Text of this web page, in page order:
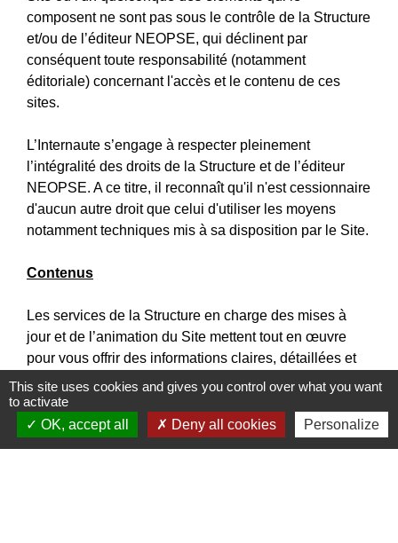
composent ne sont pas sous le contrôle de la Structure
et/ou de l’éditeur NEOPSE, qui déclinent par
conséquent toute responsabilité (notamment
éditoriale) concernant l'accès et le contenu de ces
sites.
L’Internaute s’engage à respecter pleinement
l’intégralité des droits de la Structure et de l’éditeur
NEOPSE. A ce titre, il reconnaît qu'il n'est cessionnaire
d'aucun autre droit que celui d'utiliser les moyens
notamment techniques mis à sa disposition par le Site.
Contenus
Les services de la Structure en charge des mises à
jour et de l’animation du Site mettent tout en œuvre
pour vous offrir des informations claires, détaillées et
fiables. Cependant, si malgré toute l’attention portée à
la gestion de ces contenus, vous deviez constater des
inexactitudes, des manques d’informations ou des
This site uses cookies and gives you control over what you want
to activate
OK, accept all
Deny all cookies Personalize